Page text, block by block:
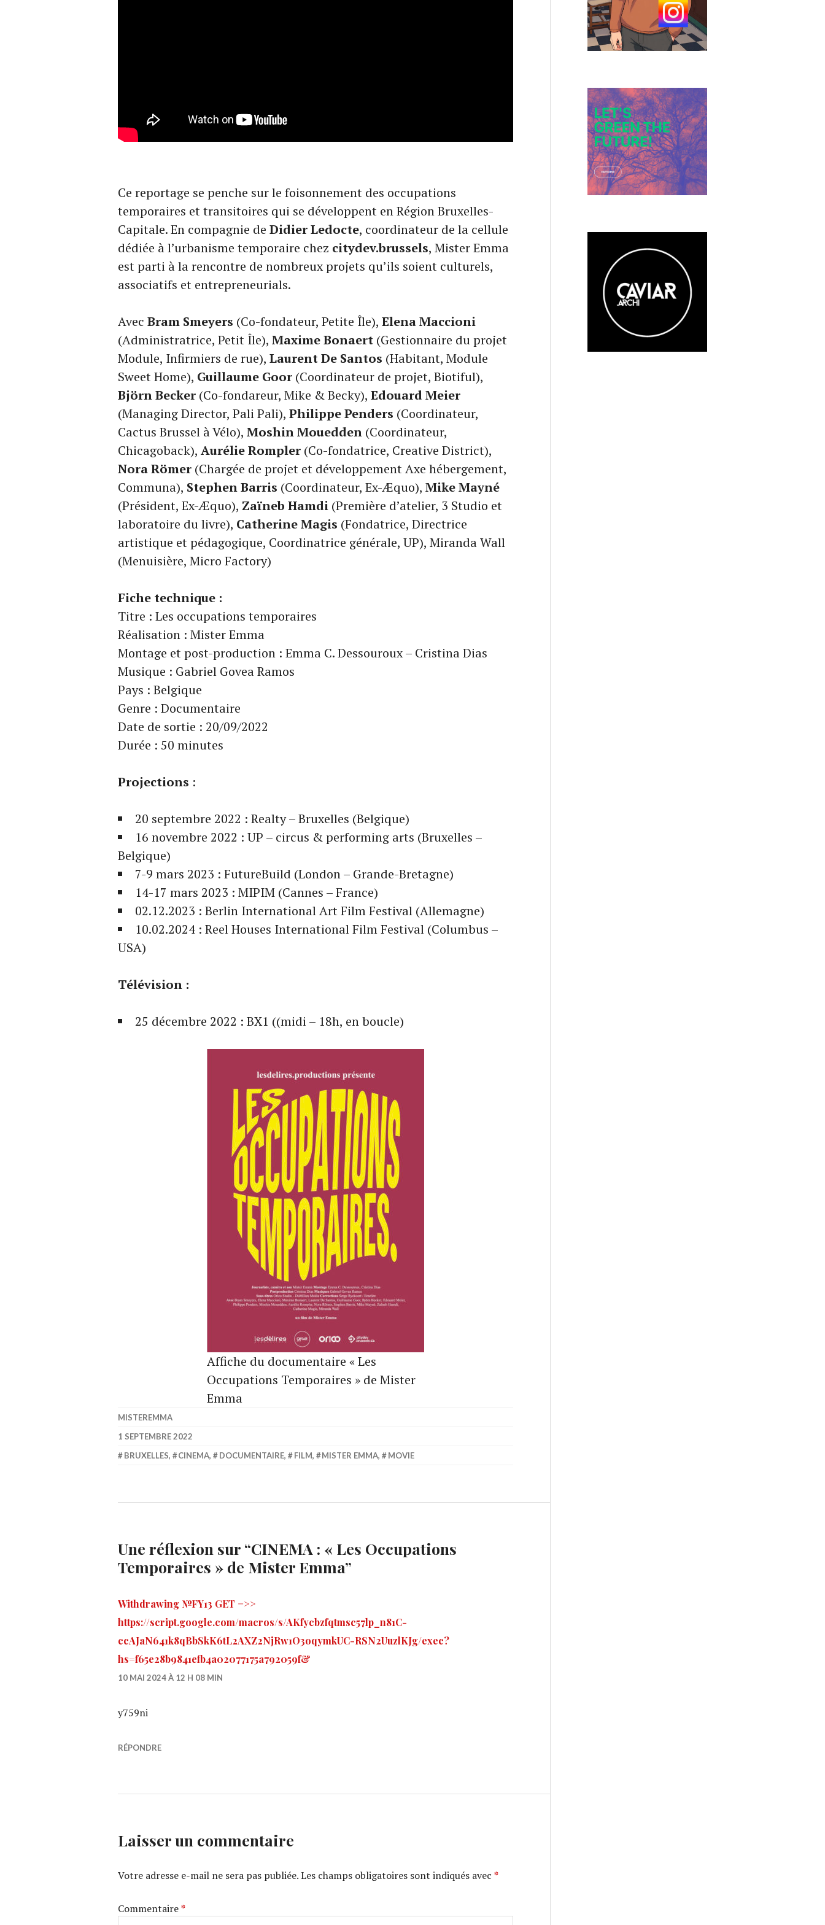
Ce reportage se penche sur le foisonnement des occupations
temporaires et transitoires qui se développent en Région Bruxelles-
Capitale. En compagnie de Didier Ledocte, coordinateur de la cellule
dédiée à l’urbanisme temporaire chez citydev.brussels, Mister Emma
est parti à la rencontre de nombreux projets qu’ils soient culturels,
associatifs et entrepreneurials.
Avec Bram Smeyers (Co-fondateur, Petite Île), Elena Maccioni
(Administratrice, Petit Île), Maxime Bonaert (Gestionnaire du projet
Module, Infirmiers de rue), Laurent De Santos (Habitant, Module
Sweet Home), Guillaume Goor (Coordinateur de projet, Biotiful),
Björn Becker (Co-fondareur, Mike & Becky), Edouard Meier
(Managing Director, Pali Pali), Philippe Penders (Coordinateur,
Cactus Brussel à Vélo), Moshin Mouedden (Coordinateur,
Chicagoback), Aurélie Rompler (Co-fondatrice, Creative District),
Nora Römer (Chargée de projet et développement Axe hébergement,
Communa), Stephen Barris (Coordinateur, Ex-Æquo), Mike Mayné
(Président, Ex-Æquo), Zaïneb Hamdi (Première d’atelier, 3 Studio et
laboratoire du livre), Catherine Magis (Fondatrice, Directrice
artistique et pédagogique, Coordinatrice générale, UP), Miranda Wall
(Menuisière, Micro Factory)
Fiche technique :
Titre : Les occupations temporaires
Réalisation : Mister Emma
Montage et post-production : Emma C. Dessouroux – Cristina Dias
Musique : Gabriel Govea Ramos
Pays : Belgique
Genre : Documentaire
Date de sortie : 20/09/2022
Durée : 50 minutes
Projections :
20 septembre 2022 : Realty – Bruxelles (Belgique)
16 novembre 2022 : UP – circus & performing arts (Bruxelles –
Belgique)
7-9 mars 2023 : FutureBuild (London – Grande-Bretagne)
14-17 mars 2023 : MIPIM (Cannes – France)
02.12.2023 : Berlin International Art Film Festival (Allemagne)
10.02.2024 : Reel Houses International Film Festival (Columbus –
USA)
Télévision :
25 décembre 2022 : BX1 ((midi – 18h, en boucle)
Affiche du documentaire « Les
Occupations Temporaires » de Mister
Emma
MISTEREMMA
1 SEPTEMBRE 2022
BRUXELLES, CINEMA, DOCUMENTAIRE, FILM, MISTER EMMA, MOVIE
Une réflexion sur “CINEMA : « Les Occupations
Temporaires » de Mister Emma”
Withdrawing №FY13 GЕТ =>>
https://script.google.com/macros/s/AKfycbzfqtmsc57lp_n81C-
ccAJaN641k8qBbSkK6tL2AXZ2NjRw1O3oqymkUC-RSN2UuzlKJg/exec?
hs=f65e28b9841efb4a02077175a792059f&
10 MAI 2024 À 12 H 08 MIN
y759ni
RÉPONDRE
Laisser un commentaire
Votre adresse e-mail ne sera pas publiée.Les champs obligatoires sont indiqués avec *
Commentaire*